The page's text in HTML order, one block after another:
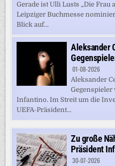
Gerade ist Ulli Lusts „Die Frau
Leipziger Buchmesse
Blick auf...
Aleksander
01-08-2026
Aleksander
Infantino. Im Streit um die
UEFA-Präsident...
Zu große
Präsident
30-07-2026